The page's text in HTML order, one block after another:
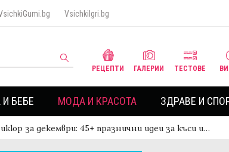
VsichkiIgri.bg
РЕЦЕПТИ ГАЛЕРИИ ТЕСТОВЕ
БЕБЕ МОДА И КРАСОТА ЗДРАВЕ И
за декември: 45+ празнични идеи за къси и…